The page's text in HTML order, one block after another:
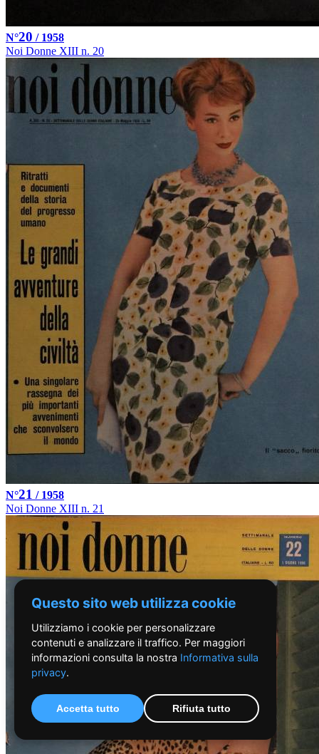
N°20 / 1958
Noi Donne XIII n. 20
N°21 / 1958
Noi Donne XIII n. 21
Questo sito web utilizza cookie
Utilizziamo i cookie per personalizzare
contenuti e analizzare il traffico. Per maggiori
informazioni consulta la nostra Informativa sulla
privacy.
Accetta tutto Rifiuta tutto